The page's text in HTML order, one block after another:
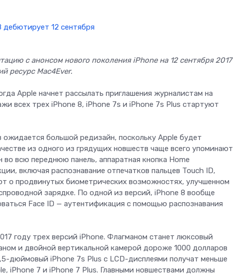
с анонсом нового поколения iPhone на 12 сентября 2017
ресурс Mac4Ever.
Apple начнет рассылать приглашения журналистам на
всех трех iPhone 8, iPhone 7s и iPhone 7s Plus стартуют
большой редизайн, поскольку Apple будет
из одного из грядущих новшеств чаще всего упоминают
всю переднюю панель, аппаратная кнопка Home
включая распознавание отпечатков пальцев Touch ID,
о продвинутых биометрических возможностях, улучшенном
зарядке. По одной из версий, iPhone 8 вообще
Face ID — аутентификация с помощью распознавания
году трех версий iPhone. Флагманом станет люксовый
и двойной вертикальной камерой дороже 1000 долларов
iPhone 7s Plus с LCD-дисплеями получат меньше
iPhone 7 и iPhone 7 Plus. Главными новшествами должны